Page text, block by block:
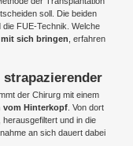
soll. Die beiden
FUE-Technik. Welche
sich bringen , erfahren
strapazierender
der Chirurg mit einem
vom Hinterkopf . Von dort
herausgefiltert und in die
an sich dauert dabei